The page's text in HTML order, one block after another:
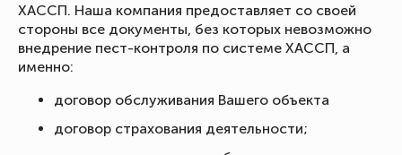
ХАССП. Наша компания предоставляет со своей
стороны все документы, без которых невозможно
внедрение пест-контроля по системе ХАССП, а
именно:
договор обслуживания Вашего объекта
договор страхования деятельности;